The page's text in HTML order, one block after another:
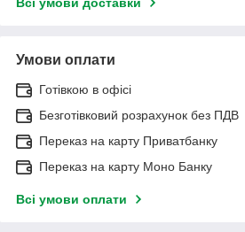
Умови оплати
Готівкою в офісі
Безготівковий розрахунок без ПДВ
Переказ на карту Приватбанку
Переказ на карту Моно Банку
Всі умови оплати